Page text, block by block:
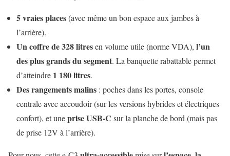
5 vraies places(avec même un bon espace aux jambes à
l’arrière).
Un coffre de 328 litresen volume utile (norme VDA), l’un
des plus grands du segment. La banquette rabattable permet
d’atteindre 1 180 litres.
Des rangements malins : poches dans les portes, console
centrale avec accoudoir (sur les versions hybrides et électriques
confort), et uneprise USB-C sur la planche de bord (mais pas
de prise 12V à l’arrière).